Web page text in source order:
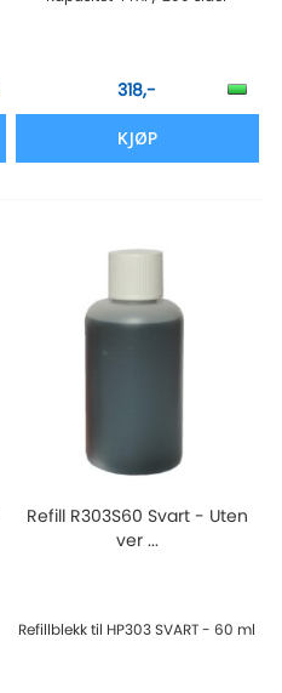
318,-
KJØP
Refill R303S60 Svart - Uten
ver ...
Refillblekk til HP303 SVART - 60 ml